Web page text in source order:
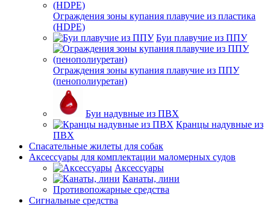
Ограждения зоны купания плавучие из пластика
(HDPE)
Буи плавучие из ППУ
Ограждения зоны купания плавучие из ППУ
(пенополиуретан)
Буи надувные из ПВХ
Кранцы надувные из
ПВХ
Спасательные жилеты для собак
Аксессуары для комплектации маломерных судов
Аксессуары
Канаты, лини
Противопожарные средства
Сигнальные средства